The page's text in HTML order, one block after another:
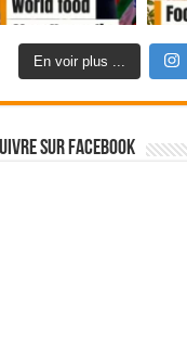
En voir plus ...
sur Facebook